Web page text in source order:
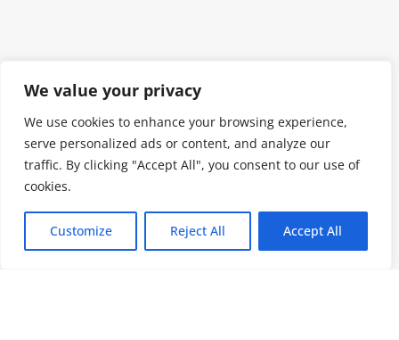
We value your privacy
We use cookies to enhance your browsing experience,
serve personalized ads or content, and analyze our
traffic. By clicking "Accept All", you consent to our use of
cookies.
Customize Reject All Accept All